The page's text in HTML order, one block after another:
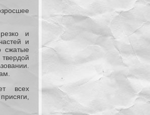
и
и
сжатые
всех